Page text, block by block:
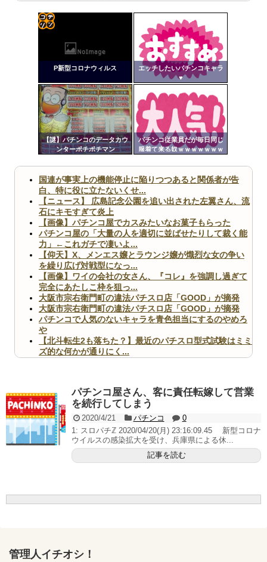
ますｗ」←これどうす...
【閲覧注意】俺が近くにいると機械が壊れるんだけどさ
【画像】ペプシコーラ社、「こういうのでいいんだよ」
な新商品を発売
Powered by livedoor 相互RSS
P新型コロナウィルス
エッチしたいパチンコキャラ
♥
【謎】パチンコのデータカウ
ンターポチポチマン
パチンコ従業員だが毎日同じ
服着て来る奴ｗｗｗｗｗｗｗ
定リ
ンク
自動
更新
ツー
国連が事実上の機能停止に陥りつつあると関係者が告
白、特に役に立たないくせ...
【ニュース】 広島記念公園を追い出された左翼さん、流
石にキモすぎて炎上
【画像】パチンコ屋でカスみたいなお菓子もらった
パチンコ屋の「大量の人を適切に並ばせたりして裁く能
力」←これガチで凄いよ...
【仰天】X、メンエス嬢とラウンジ嬢が熾烈な女の争い
を繰り広げ対戦型になっ...
【画像】ワイの会社の女さん、『コレ』を強調し過ぎて
完全にあたしこ枠を狙っ...
大阪市宗右衛門町の違法パチスロ店「GOOD」が摘発
大阪市宗右衛門町の違法パチスロ店「GOOD」が摘発
パチンコで人気のないキャラを青色担当にするのやめろ
や
【北斗転生2も落ちた？】最近のパチスロ型式試験はミミ
ズ的な何かが通りにく...
Powered by livedoor 相互RSS
パチンコ屋さん、客に責任転嫁して営業
を続行してしまう
2020/4/21 パチンコ
0
1: スロパチℤ 2020/04/20(月) 23:16:09.45 新型コロナ
ウイルスの感染拡大を受け、兵庫県による休...
記事を読む
管理人イチオシ！